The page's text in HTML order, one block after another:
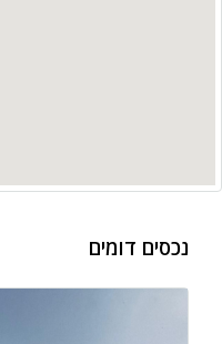
נכסים דומים